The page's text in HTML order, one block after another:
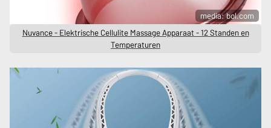
media: bol.com
Nuvance - Elektrische Cellulite Massage Apparaat - 12 Standen en
Temperaturen